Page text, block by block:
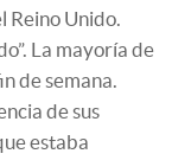
Reino Unido.
La mayoría de
de semana.
de sus
estaba